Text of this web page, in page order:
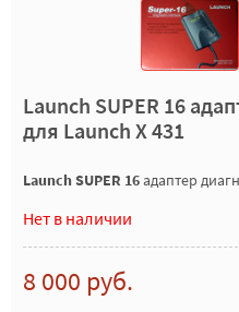
Launch SUPER 16
для Launch X 431
Launch SUPER 16адаптер
Нет в наличии
8 000 руб.